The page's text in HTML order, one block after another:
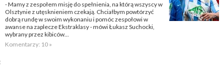
- Mamy z zespołem misję do spełnienia, na którą wszyscy w
Olsztynie z utęsknieniem czekają. Chciałbym powtórzyć
dobrą rundę w swoim wykonaniu i pomóc zespołowi w
awanse na zaplecze Ekstraklasy - mówi Łukasz Suchocki,
wybrany przez kibiców...
Komentarzy: 10 »